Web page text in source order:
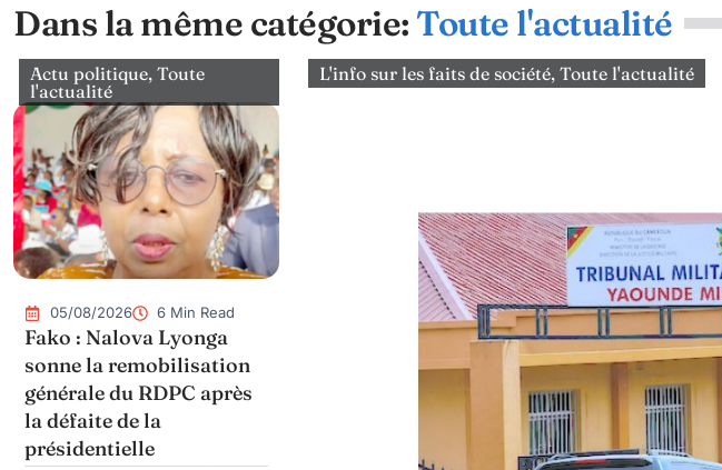
Dans la même catégorie: Toute l'actualité
Actu politique, Toute
l'actualité
05/08/2026 6 Min Read
Fako : Nalova Lyonga
sonne la remobilisation
générale du RDPC après
la défaite de la
présidentielle
L'info sur les faits de société, Toute l'actualité